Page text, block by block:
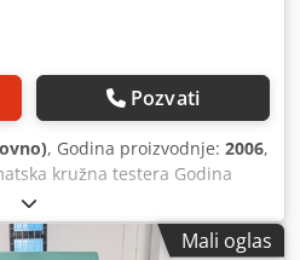
Pozvati
, Godina proizvodnje: 2006,
kružna testera Godina
- CNC upravljanje
- okruglo 410 mm - ravno
2000 x visina 2200 mm -
Mali oglas